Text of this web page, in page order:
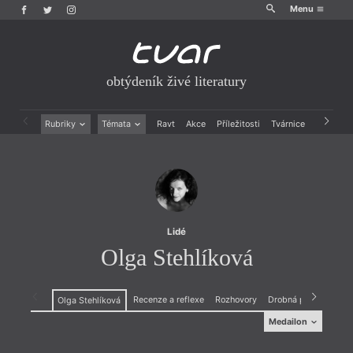
Menu
obtýdeník živé literatury
Rubriky Témata Ravt Akce Příležitosti Tvárnice Archiv
Lidé
Olga Stehlíková
Olga Stehlíková Recenze a reflexe Rozhovory Drobná publicistika
Medailon